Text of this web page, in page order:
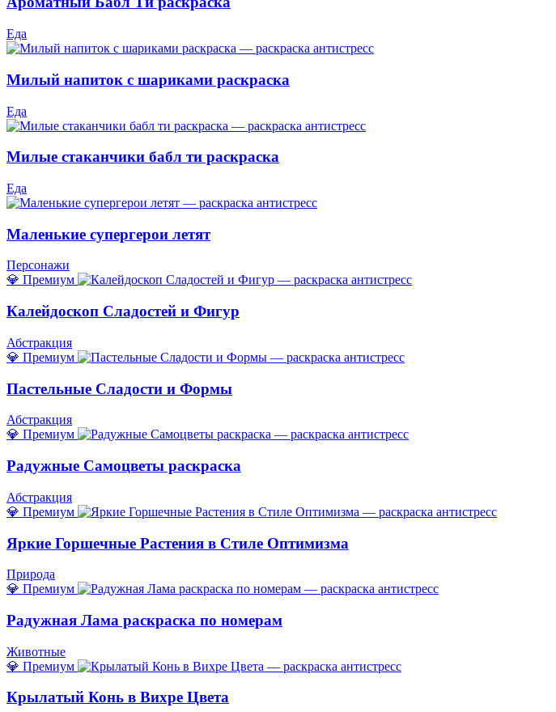
Еда
Милый напиток с шариками раскраска
Еда
Милые стаканчики бабл ти раскраска
Еда
Маленькие супергерои летят
Персонажи
💎 Премиум
Калейдоскоп Сладостей и Фигур
Абстракция
💎 Премиум
Пастельные Сладости и Формы
Абстракция
💎 Премиум
Радужные Самоцветы раскраска
Абстракция
💎 Премиум
Яркие Горшечные Растения в Стиле Оптимизма
Природа
💎 Премиум
Радужная Лама раскраска по номерам
Животные
💎 Премиум
Крылатый Конь в Вихре Цвета